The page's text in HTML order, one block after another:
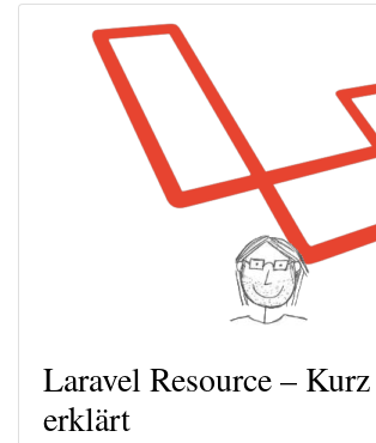
Laravel Resource –
erklärt